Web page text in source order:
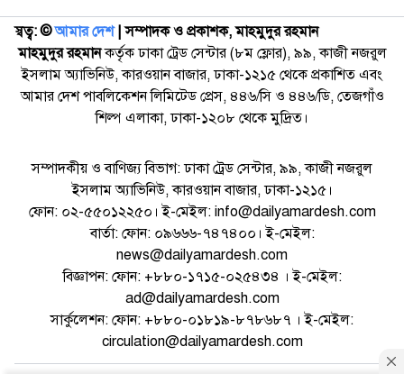
স্বত্ব: ©️আমার দেশ| সম্পাদক ও প্রকাশক, মাহমুদুর রহমান
মাহমুদুর রহমানকর্তৃক ঢাকা ট্রেড সেন্টার (৮ম ফ্লোর), ৯৯, কাজী নজরুল
ইসলাম অ্যাভিনিউ, কারওয়ান বাজার, ঢাকা-১২১৫ থেকে প্রকাশিত এবং
আমার দেশ পাবলিকেশন লিমিটেড প্রেস, ৪৪৬/সি ও ৪৪৬/ডি, তেজগাঁও
শিল্প এলাকা, ঢাকা-১২০৮ থেকে মুদ্রিত।
সম্পাদকীয় ও বাণিজ্য বিভাগ: ঢাকা ট্রেড সেন্টার, ৯৯, কাজী নজরুল
ইসলাম অ্যাভিনিউ, কারওয়ান বাজার, ঢাকা-১২১৫।
ফোন: ০২-৫৫০১২২৫০। ই-মেইল: info@dailyamardesh.com
বার্তা: ফোন: ০৯৬৬৬-৭৪৭৪০০। ই-মেইল:
news@dailyamardesh.com
বিজ্ঞাপন: ফোন: +৮৮০-১৭১৫-০২৫৪৩৪ । ই-মেইল:
ad@dailyamardesh.com
সার্কুলেশন: ফোন: +৮৮০-০১৮১৯-৮৭৮৬৮৭ । ই-মেইল:
circulation@dailyamardesh.com